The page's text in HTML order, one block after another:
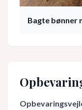
Bagte bønner